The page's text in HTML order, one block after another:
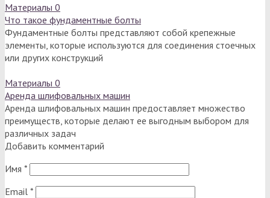
Материалы 0
Что такое фундаментные болты
Фундаментные болты представляют собой крепежные
элементы, которые используются для соединения стоечных
или других конструкций
Материалы 0
Аренда шлифовальных машин
Аренда шлифовальных машин предоставляет множество
преимуществ, которые делают ее выгодным выбором для
различных задач
Добавить комментарий
Имя *
Email *